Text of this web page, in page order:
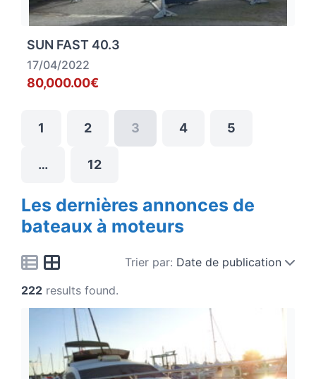
SUN FAST 40.3
17/04/2022
80,000.00€
1 2 3 4 5
… 12
Les dernières annonces de
bateaux à moteurs
Trier par: Date de publication
222 results found.